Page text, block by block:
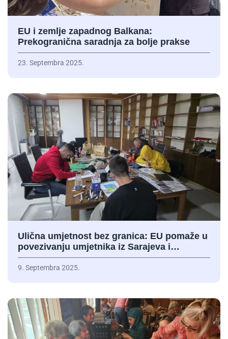
EU i zemlje zapadnog Balkana:
Prekogranična saradnja za bolje prakse
23. Septembra 2025.
Ulična umjetnost bez granica: EU pomaže u
povezivanju umjetnika iz Sarajeva i…
9. Septembra 2025.